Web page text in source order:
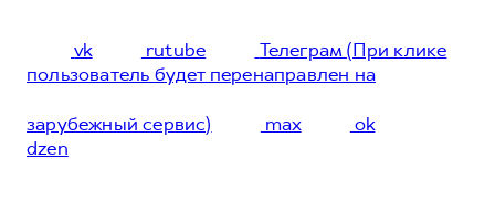
vk rutube
Телеграм (При клике
пользователь будет перенаправлен на
зарубежный сервис) max
ok
dzen